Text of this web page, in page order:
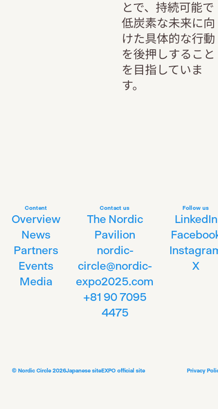
とで、持続可能で
低炭素な未来に向
けた具体的な行動
を後押しすること
を目指していま
す。
Content
Overview
News
Partners
Events
Media
Contact us
The Nordic
Pavilion
nordic-
circle@nordic-
expo2025.com
+81 90 7095
4475
Follow us
LinkedIn
X
© Nordic Circle 2026Japanese siteEXPO official site Privacy